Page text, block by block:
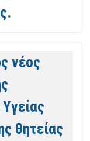
νέος
θητείας